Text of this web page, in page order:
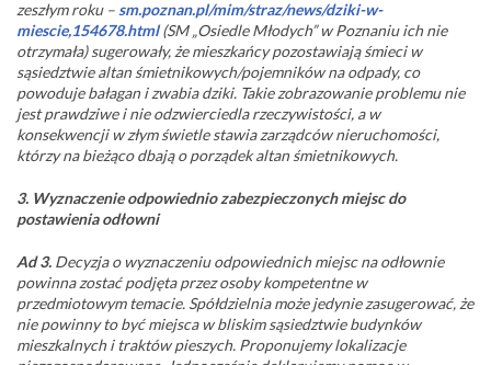
zeszłym roku – sm.poznan.pl/mim/straz/news/dziki-w-
miescie,154678.html(SM „Osiedle Młodych” w Poznaniu ich nie
otrzymała) sugerowały, że mieszkańcy pozostawiają śmieci w
sąsiedztwie altan śmietnikowych/pojemników na odpady, co
powoduje bałagan i zwabia dziki. Takie zobrazowanie problemu nie
jest prawdziwe i nie odzwierciedla rzeczywistości, a w
konsekwencji w złym świetle stawia zarządców nieruchomości,
którzy na bieżąco dbają o porządek altan śmietnikowych.
3. Wyznaczenie odpowiednio zabezpieczonych miejsc do
postawienia odłowni
Ad 3. Decyzja o wyznaczeniu odpowiednich miejsc na odłownie
powinna zostać podjęta przez osoby kompetentne w
przedmiotowym temacie. Spółdzielnia może jedynie zasugerować, że
nie powinny to być miejsca w bliskim sąsiedztwie budynków
mieszkalnych i traktów pieszych. Proponujemy lokalizacje